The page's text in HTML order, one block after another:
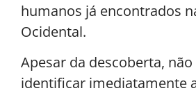
humanos já encontrados
Ocidental.
Apesar da descoberta,
identificar imediatamente